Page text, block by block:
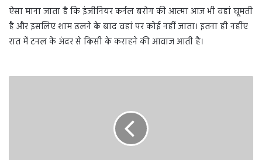
ऐसा माना जाता है कि इंजीनियर कर्नल बरोग की आत्मा आज भी वहां घूमती
है और इसलिए शाम ढलने के बाद वहां पर कोई नहीं जाता। इतना ही नहींए
रात में टनल के अंदर से किसी के कराहने की आवाज आती है।